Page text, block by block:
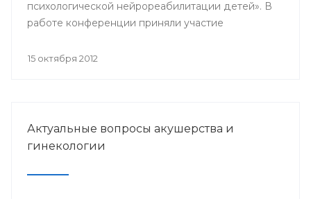
психологической нейрореабилитации детей». В
работе конференции приняли участие
Ралида Шакирова, главный внештатный
развития образования РБ Эльза Абуталипова, а
15 октября 2012
Актуальные вопросы акушерства и
гинекологии